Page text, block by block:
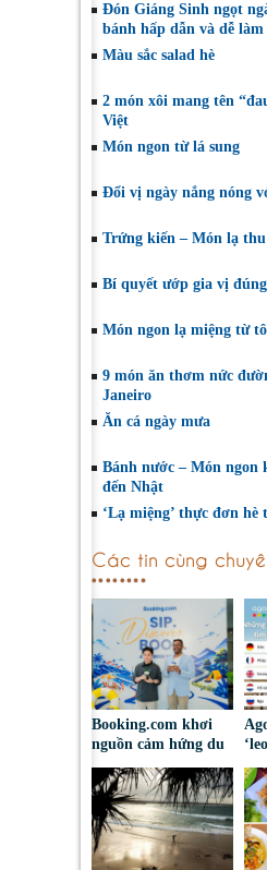
Đón Giáng Sinh ngọt
bánh hấp dẫn và dễ
Màu sắc salad hè
2 món xôi mang tên
Việt
Món ngon từ lá sung
Đổi vị ngày nắng nóng
Trứng kiến – Món lạ
Bí quyết ướp gia vị
Món ngon lạ miệng từ
9 món ăn thơm nức
Janeiro
Ăn cá ngày mưa
Bánh nước – Món ngon
đến Nhật
‘Lạ miệng’ thực đơn hè
Các tin cùng
Booking.com khơi
nguồn cảm hứng du
lịch hè thông
qua trải nghiệm pop-
up cà phê